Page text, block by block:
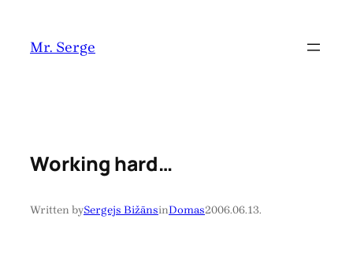
saturu
Mr. Serge
Working hard…
Written bySergejs BižānsinDomas2006.06.13.